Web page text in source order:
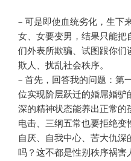
– 可是即使血统劣化，生下
女、女要变男，结果只能
们外表所欺骗、试图跟你们
欺人、扰乱社会秩序。
– 首先，回答我的问题：第
位实现阶层跃迁的婚屌婚
深的精神状态能养出正常的
电击、三纲五常也要拒绝
自厌、自我中心、苦大仇
吗？这不都是性别秩序祸